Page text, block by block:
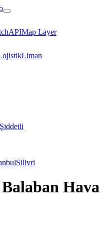
APIMap Layer
Liman
Şiddetli
Silivri
Hava